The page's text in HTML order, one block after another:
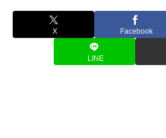
X Facebook
LINE